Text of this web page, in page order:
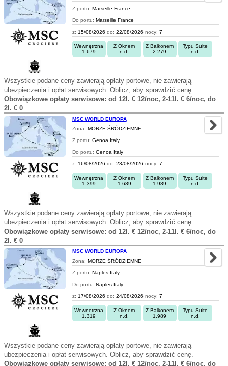
Z portu: Marseille France
Do portu: Marseille France
z: 15/08/2026 do: 22/08/2026 nocy: 7
Wewnętrzna
1.679
Z Oknem
n.d.
Z Balkonem
2.279
Typu Suite
n.d.
Wszystkie podane ceny zawierają opłaty portowe, nie zawierają
ubezpieczenia i opłat serwisowych. Oblicz, aby sprawdzić cenę.
Obowiązkowe opłaty serwisowe: od 12l. € 12/noc, 2-11l. € 6/noc, do
2l. € 0
MSC WORLD EUROPA
Zona: MORZE ŚRÓDZIEMNE
Z portu: Genoa Italy
Do portu: Genoa Italy
z: 16/08/2026 do: 23/08/2026 nocy: 7
Wewnętrzna
1.399
Z Oknem
1.689
Z Balkonem
1.989
Typu Suite
n.d.
Wszystkie podane ceny zawierają opłaty portowe, nie zawierają
ubezpieczenia i opłat serwisowych. Oblicz, aby sprawdzić cenę.
Obowiązkowe opłaty serwisowe: od 12l. € 12/noc, 2-11l. € 6/noc, do
2l. € 0
MSC WORLD EUROPA
Zona: MORZE ŚRÓDZIEMNE
Z portu: Naples Italy
Do portu: Naples Italy
z: 17/08/2026 do: 24/08/2026 nocy: 7
Wewnętrzna
1.319
Z Oknem
n.d.
Z Balkonem
1.989
Typu Suite
n.d.
Wszystkie podane ceny zawierają opłaty portowe, nie zawierają
ubezpieczenia i opłat serwisowych. Oblicz, aby sprawdzić cenę.
Obowiązkowe opłaty serwisowe: od 12l. € 12/noc, 2-11l. € 6/noc, do